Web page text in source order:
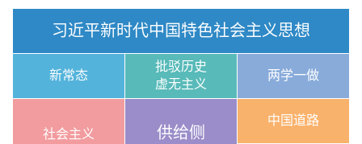
习近平新时代中国特色社会主义思想
新常态
批驳历史
虚无主义
两学一做
社会主义
供给侧
中国道路